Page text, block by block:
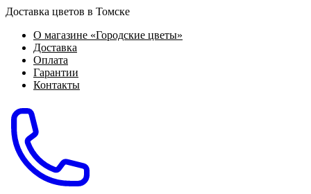
Доставка цветов в Томске
О магазине «Городские цветы»
Доставка
Оплата
Гарантии
Контакты